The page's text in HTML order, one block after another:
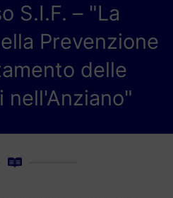
S.I.F. – "La
Prevenzione
delle
nell'Anziano"